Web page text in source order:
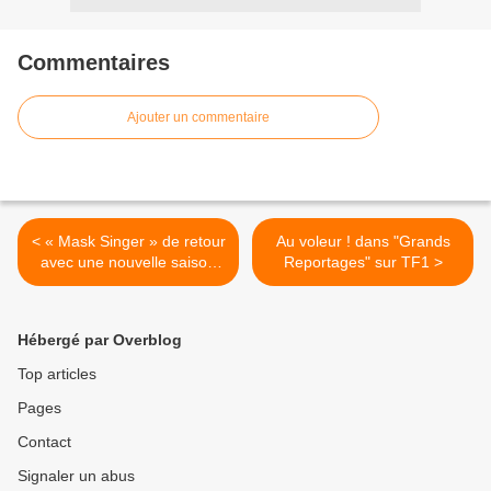
Commentaires
Ajouter un commentaire
< « Mask Singer » de retour
avec une nouvelle saison
ce soir sur TF1 (Vidéos des
Au voleur ! dans "Grands
Reportages" sur TF1 >
Hébergé par Overblog
Top articles
Pages
Contact
Signaler un abus